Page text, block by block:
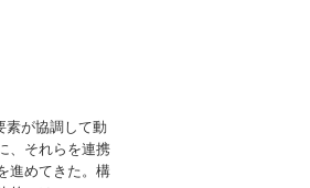
素が協調して動
、それらを連携
進めてきた。構